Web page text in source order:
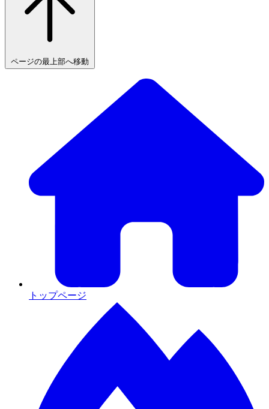
ページの最上部へ移動
トップページ